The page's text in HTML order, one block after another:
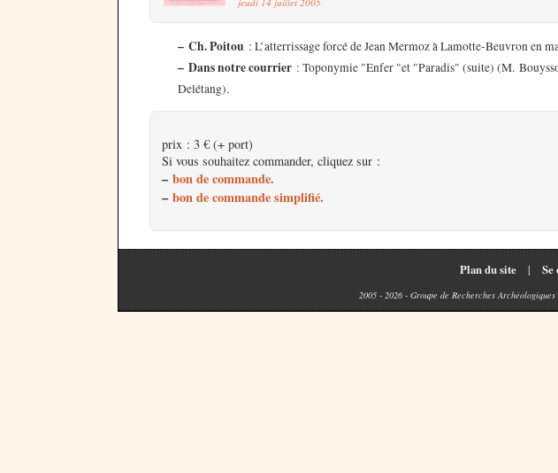
– Ch. Poitou : L’atterrissage forcé de Jean Mermoz à Lamotte-Beuvron en
– Dans notre courrier: Toponymie "Enfer "et "Paradis" (suite) (M.
Delétang).
prix : 3 € (+ port)
Si vous souhaitez commander, cliquez sur :
– bon de commande.
– bon de commande simplifié.
Plan du site | Se
2005 - 2026 - Groupe de Recherches